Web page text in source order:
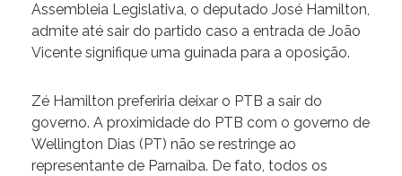
Assembleia Legislativa, o deputado José Hamilton,
admite até sair do partido caso a entrada de João
Vicente signifique uma guinada para a oposição.
Zé Hamilton preferiria deixar o PTB a sair do
governo. A proximidade do PTB com o governo de
Wellington Dias (PT) não se restringe ao
representante de Parnaíba. De fato, todos os